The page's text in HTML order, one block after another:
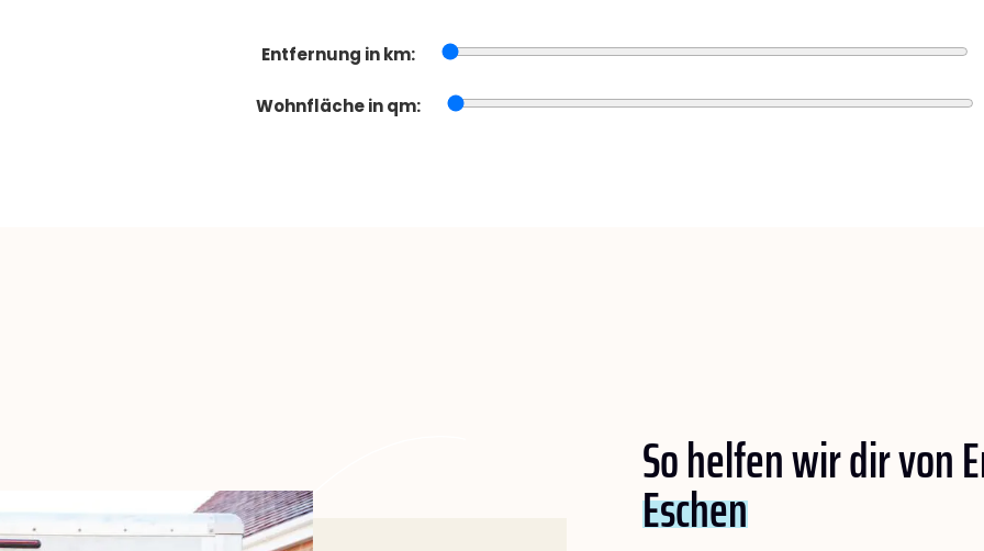
Entfernung in km:
Wohnfläche in qm:
So helfen wir dir von
Eschen